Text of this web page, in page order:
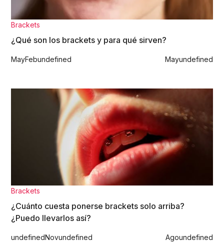
Brackets
¿Qué son los brackets y para qué sirven?
MayFebundefined Mayundefined
Brackets
¿Cuánto cuesta ponerse brackets solo arriba?
¿Puedo llevarlos así?
undefinedNovundefined Agoundefined